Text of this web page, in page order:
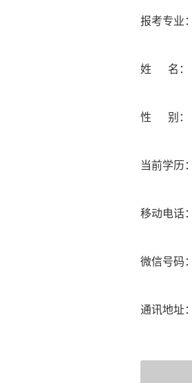
报考专业：
姓 名：
性 别：
当前学历：
移动电话：
微信号码：
通讯地址：